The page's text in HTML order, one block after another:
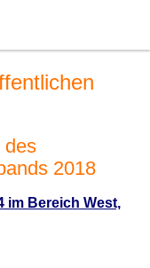
des
2018
im Bereich West,